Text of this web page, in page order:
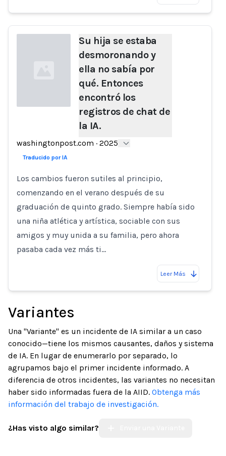
Su hija se estaba
desmoronando y
ella no sabía por
qué. Entonces
encontró los
registros de chat de
la IA.
washingtonpost.com · 2025
Traducido por IA
Los cambios fueron sutiles al principio,
comenzando en el verano después de su
graduación de quinto grado. Siempre había sido
una niña atlética y artística, sociable con sus
amigos y muy unida a su familia, pero ahora
pasaba cada vez más ti…
Leer Más
Variantes
Una "Variante" es un incidente de IA similar a un caso
conocido—tiene los mismos causantes, daños y sistema
de IA. En lugar de enumerarlo por separado, lo
agrupamos bajo el primer incidente informado. A
diferencia de otros incidentes, las variantes no necesitan
haber sido informadas fuera de la AIID. Obtenga más
información del trabajo de investigación.
¿Has visto algo similar?